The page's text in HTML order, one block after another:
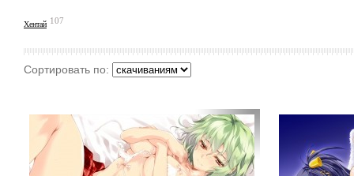
Хентай 107
Сортировать по: